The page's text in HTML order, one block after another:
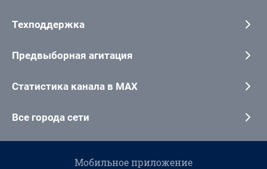
Техподдержка
Предвыборная агитация
Статистика канала в MAX
Все города сети
Мобильное приложение